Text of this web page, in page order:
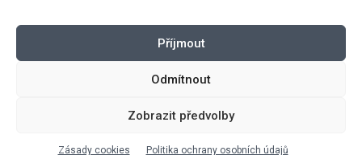
Příjmout
Odmítnout
Zobrazit předvolby
Zásady cookies Politika ochrany osobních údajů